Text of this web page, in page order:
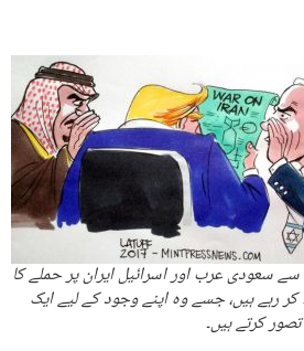
سعودی عرب اور اسرائیل ایران پر حملے کا
کر رہے ہیں، جسے وہ اپنے وجود کے لیے ایک
کرتے ہیں۔